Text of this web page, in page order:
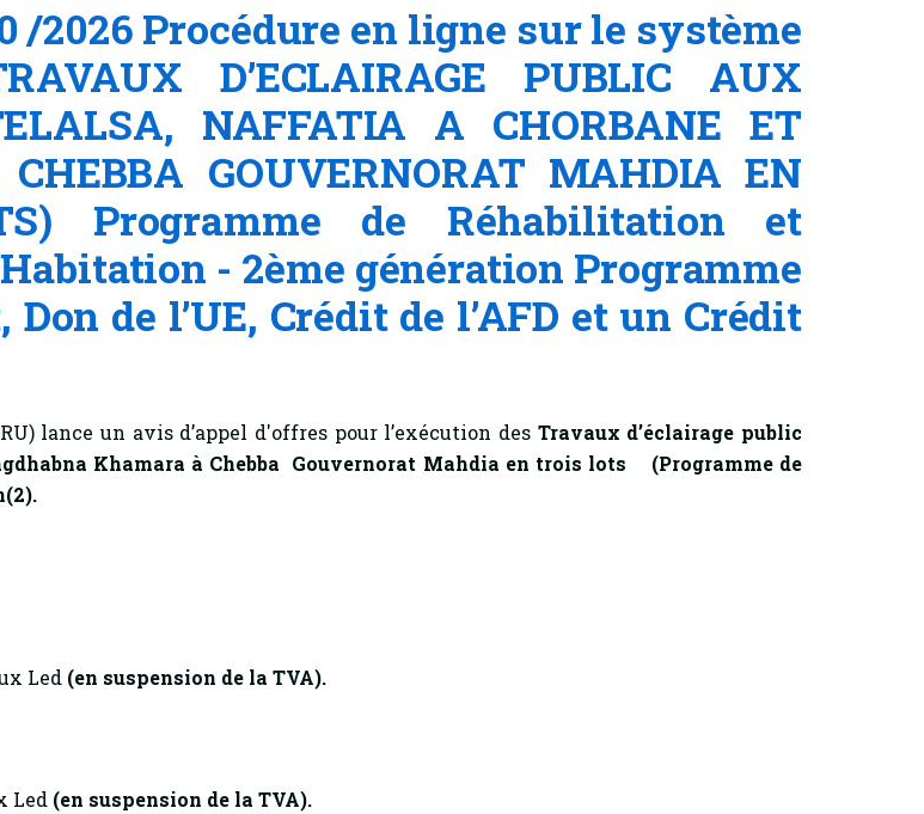
/2026 Procédure en ligne sur le système
D’ECLAIRAGE PUBLIC AUX
NAFFATIA A CHORBANE ET
GOUVERNORAT MAHDIA EN
Programme de Réhabilitation et
- 2ème génération Programme
de l’UE, Crédit de l’AFD et un Crédit
lance un avis d’appel d'offres pour l’exécution des Travaux d’éclairage public
Khamara à Chebba Gouvernorat Mahdia en trois lots (Programme de
Led (en suspension de la TVA).
Led (en suspension de la TVA).